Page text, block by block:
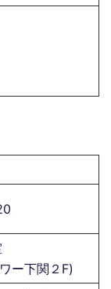
ー下関２F)